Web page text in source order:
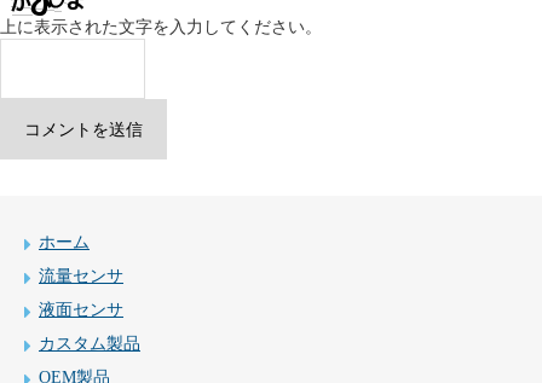
上に表示された文字を入力してください。
ホーム
流量センサ
液面センサ
カスタム製品
OEM製品